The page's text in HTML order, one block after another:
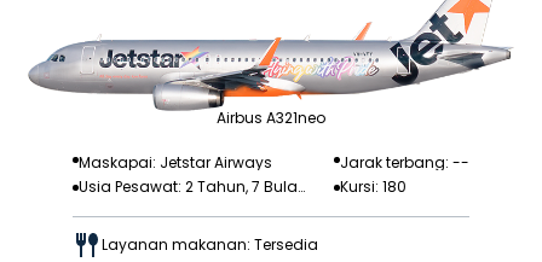
Airbus A321neo
Maskapai: Jetstar Airways
Jarak terbang: --
Usia Pesawat: 2 Tahun, 7 Bula
n
Kursi: 180
Layanan makanan: Tersedia